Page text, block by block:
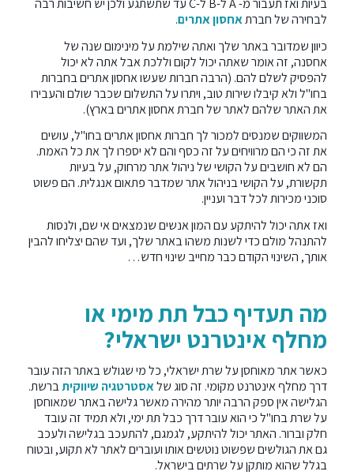
בעיות ואז תעבור מ- A ל-B ל-C עד שתשתגע ולכן יש חשיבות רבה
לבחירה של חברתאחסון אתרים.
כיוון שמדובר באתר שלך ואתה שילמת על מינימום שנה של
אחסנה, זה אומר שאתה יכול לקום וללכת אבל אתה לא יכול
להפסיק לשלם להם. (הרבה חברות שעשו אחסון אתרים בחברות
בחו"ל ולא קיבלו שירות טוב, ויתרו על התשלום שכבר שולם והעבירו
את האתר שלהם לאתר של חברת אחסון אתרים בארץ).
המשווקים שמנסים למכור לך חברות אחסון אתרים בחו"ל, עושים
את זה כי הם מרוויחים על זה כסף והם לא יספרו לך את כל האמת.
הם לא חושבים על הקושי של ניהול אתר מרחוק, על בעיות
תקשורת, על הקושי בניהול אתר שמדבר פתאום אנגלית. הם פשוט
סוכני מכירות לכל דבר ועניין.
ואז אתה יכול להיתקע עם המון אנשים שנמצאים אי שם, ולנסות
להתנהל מולם כדי לשנות משהו באתר שלך, ועד שהם יצליחו להבין
אותך, השינוי הקודם כבר מחייב שינוי חדש…
מה תעדיף כבל תת מימי או
מחלף אינטרנט ישראלי?
כאשר אתר מאוחסן על שרת ישראלי, כל מי שגולש באתר הזה עובר
דרך מחלף אינטרנט מקומי. זה סוג שלאסטרטגיה שיווקיתברשת.
הגלישה אין ספק הרבה יותר מהירה מאשר גלישה באתר שמאוחסן
על שרת בחו"ל כי הוא עובר דרך כבל תת ימי, ולא תמיד זה עובד
חלק וברור. האתר יכול להיתקע, לגמגם, להתעכב בגלישה ולעכב
גם את הגולשים שפשוט נוטשים אותו ועוברים לאתר לא תקוע, ובטוח
בגלל שהוא מותקן על שרתים בישראל.